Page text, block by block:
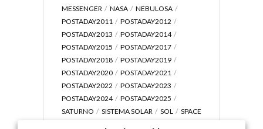
MESSENGER
NASA
NEBULOSA
POSTADAY2011
POSTADAY2012
POSTADAY2013
POSTADAY2014
POSTADAY2015
POSTADAY2017
POSTADAY2018
POSTADAY2019
POSTADAY2020
POSTADAY2021
POSTADAY2022
POSTADAY2023
POSTADAY2024
POSTADAY2025
SATURNO
SISTEMA SOLAR SOL
SPACE